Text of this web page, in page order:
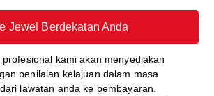
Jewel Berdekatan Anda
kami akan menyediakan
penilaian kelajuan dalam masa
lawatan anda ke pembayaran.